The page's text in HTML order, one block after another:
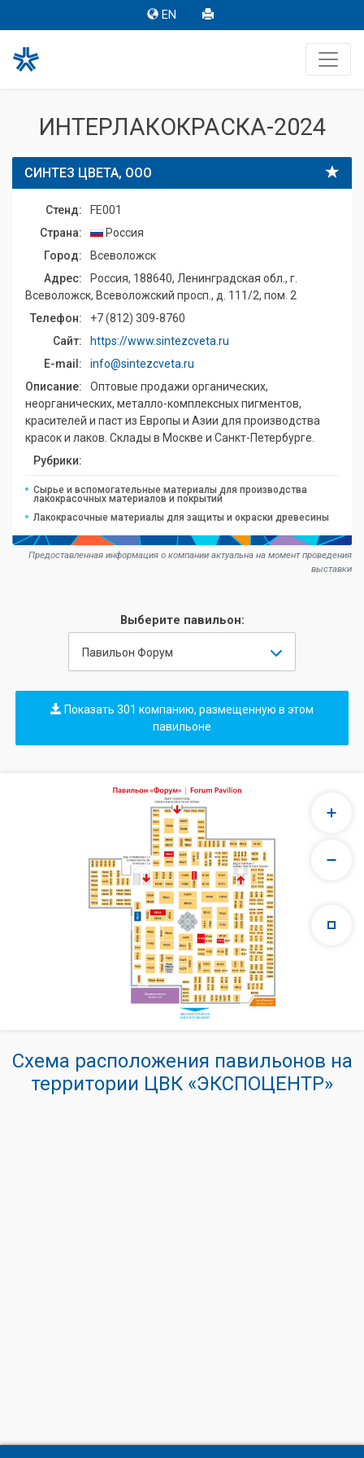
EN
ИНТЕРЛАКОКРАСКА-2024
СИНТЕЗ ЦВЕТА, ООО
Стенд:
FE001
Страна:
Россия
Город:
Всеволожск
Адрес:
Россия, 188640, Ленинградская обл., г.
Всеволожск, Всеволожский просп., д. 111/2, пом. 2
Телефон:
+7 (812) 309-8760
Сайт:
https://www.sintezcveta.ru
E-mail:
info@sintezcveta.ru
Описание:
Оптовые продажи органических,
неорганических, металло-комплексных пигментов,
красителей и паст из Европы и Азии для производства
красок и лаков. Склады в Москве и Санкт-Петербурге.
Рубрики:
Сырье и вспомогательные материалы для производства
лакокрасочных материалов и покрытий
Лакокрасочные материалы для защиты и окраски древесины
Предоставленная информация о компании актуальна на момент проведения
выставки
Выберите павильон:
Павильон Форум
Показать 301 компанию, размещенную в этом
павильоне
Схема расположения павильонов на
территории ЦВК «ЭКСПОЦЕНТР»